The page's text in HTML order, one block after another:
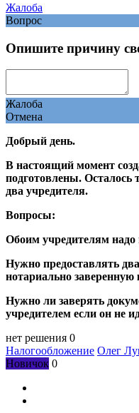
Жалоба
Вопрос
Опишите причину
Жалоба
Отмена
Добрый день.
В настоящий момент
подготовлены.
два учредителя.
Вопросы:
Обоим учредителям надо
Нужно предоставлять
нотариально заверенную
Нужно ли заверять
учредителем если он не
нет решения 0
Налогообложение Олег
Новичок 0